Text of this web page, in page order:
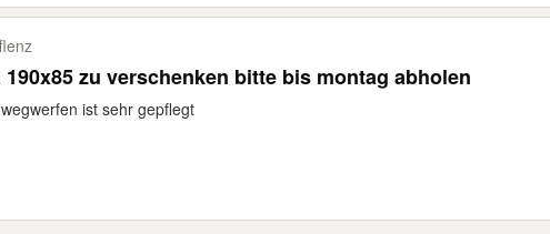
Ledercouch 190x85 zu verschenken bitte bis montag abholen
ist sehr gepflegt